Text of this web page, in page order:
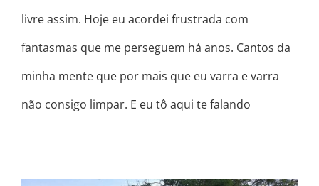
livre assim. Hoje eu acordei frustrada com
fantasmas que me perseguem há anos. Cantos da
minha mente que por mais que eu varra e varra
não consigo limpar. E eu tô aqui te falando